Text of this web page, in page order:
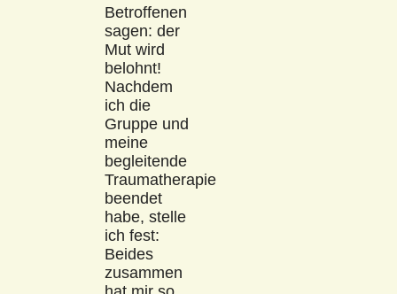
Betroffenen
sagen: der
Mut wird
belohnt!
Nachdem
ich die
Gruppe und
meine
begleitende
Traumatherapie
beendet
habe, stelle
ich fest:
Beides
zusammen